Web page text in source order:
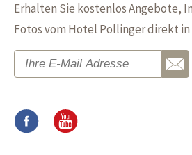
Erhalten Sie kostenlos Angebote,
Fotos vom Hotel Pollinger direkt in